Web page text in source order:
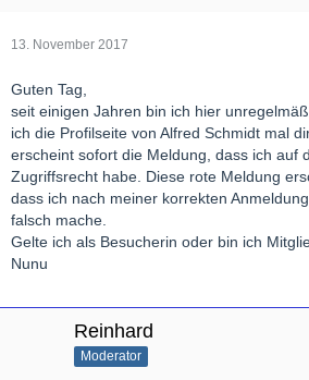
13. November 2017
Guten Tag,
seit einigen Jahren bin ich hier
ich die Profilseite von Alfred Schmidt mal
erscheint sofort die Meldung, dass ich auf
Zugriffsrecht habe. Diese rote Meldung
dass ich nach meiner korrekten
falsch mache.
Gelte ich als Besucherin oder bin ich
Nunu
Reinhard
Moderator